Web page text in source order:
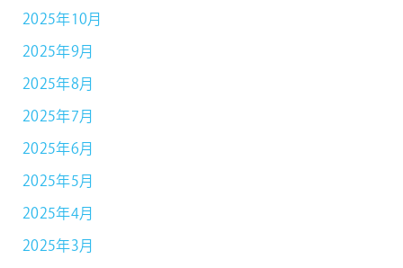
2025年10月
2025年9月
2025年8月
2025年7月
2025年6月
2025年5月
2025年4月
2025年3月